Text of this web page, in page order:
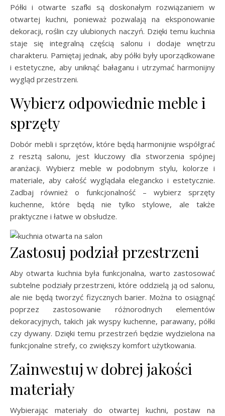
Półki i otwarte szafki są doskonałym rozwiązaniem w
otwartej kuchni, ponieważ pozwalają na eksponowanie
dekoracji, roślin czy ulubionych naczyń. Dzięki temu kuchnia
staje się integralną częścią salonu i dodaje wnętrzu
charakteru. Pamiętaj jednak, aby półki były uporządkowane
i estetyczne, aby uniknąć bałaganu i utrzymać harmonijny
wygląd przestrzeni.
Wybierz odpowiednie meble i
sprzęty
Dobór mebli i sprzętów, które będą harmonijnie współgrać
z resztą salonu, jest kluczowy dla stworzenia spójnej
aranżacji. Wybierz meble w podobnym stylu, kolorze i
materiale, aby całość wyglądała elegancko i estetycznie.
Zadbaj również o funkcjonalność – wybierz sprzęty
kuchenne, które będą nie tylko stylowe, ale także
praktyczne i łatwe w obsłudze.
Zastosuj podział przestrzeni
Aby otwarta kuchnia była funkcjonalna, warto zastosować
subtelne podziały przestrzeni, które oddzielą ją od salonu,
ale nie będą tworzyć fizycznych barier. Można to osiągnąć
poprzez zastosowanie różnorodnych elementów
dekoracyjnych, takich jak wyspy kuchenne, parawany, półki
czy dywany. Dzięki temu przestrzeń będzie wydzielona na
funkcjonalne strefy, co zwiększy komfort użytkowania.
Zainwestuj w dobrej jakości
materiały
Wybierając materiały do otwartej kuchni, postaw na